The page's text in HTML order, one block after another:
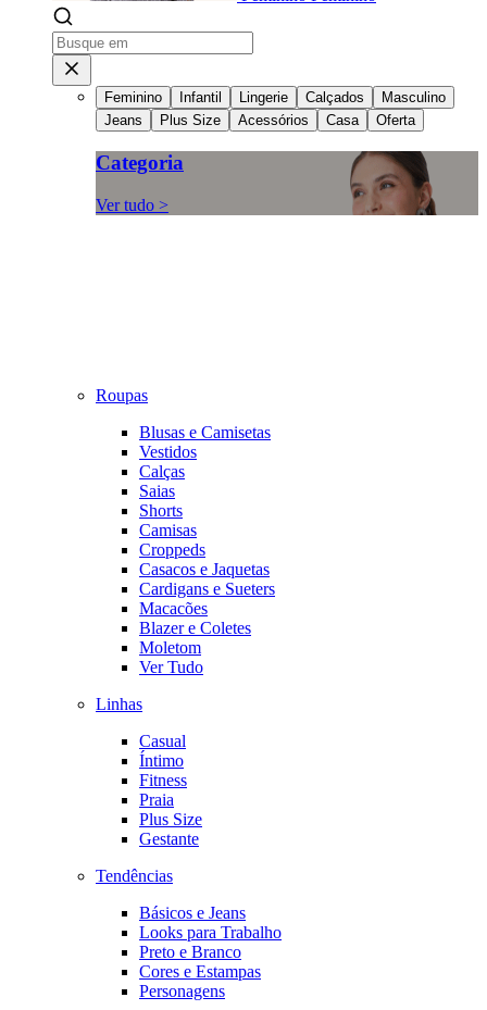
Feminino Infantil Lingerie Calçados
Masculino
Jeans
Plus Size Acessórios Casa Oferta
Categoria
Ver tudo >
Roupas
Blusas e Camisetas
Vestidos
Calças
Saias
Shorts
Camisas
Croppeds
Casacos e Jaquetas
Cardigans e Sueters
Macacões
Blazer e Coletes
Moletom
Ver Tudo
Linhas
Casual
Íntimo
Fitness
Praia
Plus Size
Gestante
Tendências
Básicos e Jeans
Looks para Trabalho
Preto e Branco
Cores e Estampas
Personagens